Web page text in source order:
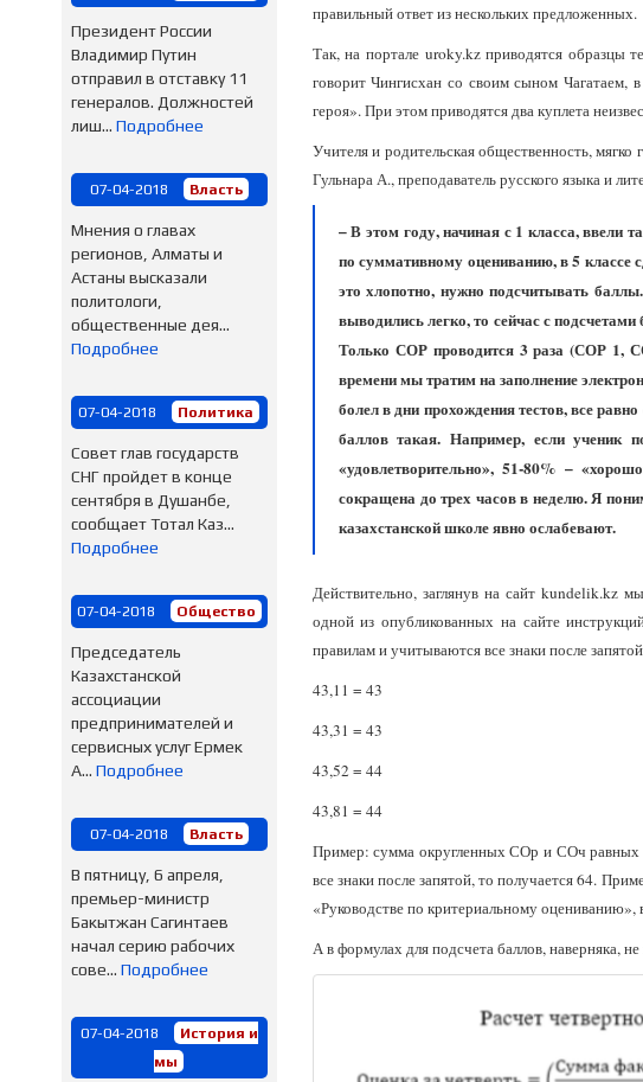
Президент России
Владимир Путин
отправил в отставку 11
генералов. Должностей
лиш... Подробнее
07-04-2018 Власть
Мнения о главах
регионов, Алматы и
Астаны высказали
политологи,
общественные дея...
Подробнее
07-04-2018 Политика
Совет глав государств
СНГ пройдет в конце
сентября в Душанбе,
сообщает Тотал Каз...
Подробнее
07-04-2018 Общество
Председатель
Казахстанской
ассоциации
предпринимателей и
сервисных услуг Ермек
А... Подробнее
07-04-2018 Власть
В пятницу, 6 апреля,
премьер-министр
Бакытжан Сагинтаев
начал серию рабочих
сове... Подробнее
07-04-2018
История и
мы
правильный ответ из нескольких предложенных.
Так, на портале uroky.kz приводятся образцы
говорит Чингисхан со своим сыном Чагатаем,
героя». При этом приводятся два куплета
Учителя и родительская общественность,
Гульнара А., преподаватель русского языка и
– В этом году, начиная с 1 класса, ввели
по суммативному оцениванию, в 5 классе
это хлопотно, нужно подсчитывать
выводились легко, то сейчас с
Только СОР проводится 3 раза (СОР 1,
времени мы тратим на заполнение
болел в дни прохождения тестов, все
баллов такая. Например, если ученик
«удовлетворительно», 51-80% –
сокращена до трех часов в неделю. Я
казахстанской школе явно ослабевают.
Действительно, заглянув на сайт kundelik.kz
одной из опубликованных на сайте
правилам и учитываются все знаки после
43,11 = 43
43,31 = 43
43,52 = 44
43,81 = 44
Пример: сумма округленных СОр и СОч равных
все знаки после запятой, то получается 64.
«Руководстве по критериальному
А в формулах для подсчета баллов, наверняка,